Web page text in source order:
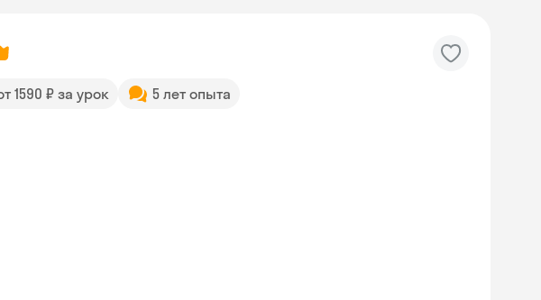
1590 ₽ за урок 5 лет опыта